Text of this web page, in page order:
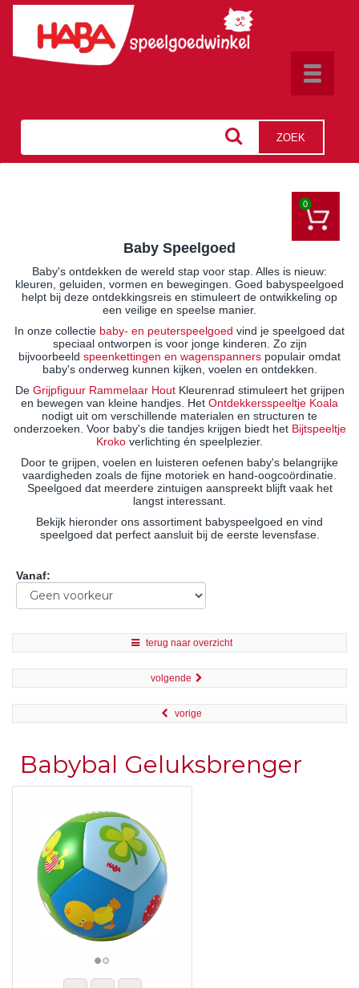
Toggle
ZOEK
0
Baby Speelgoed
Baby's ontdekken de wereld stap voor stap. Alles is nieuw:
kleuren, geluiden, vormen en bewegingen. Goed babyspeelgoed
helpt bij deze ontdekkingsreis en stimuleert de ontwikkeling op
een veilige en speelse manier.
In onze collectie baby- en peuterspeelgoed vind je speelgoed dat
speciaal ontworpen is voor jonge kinderen. Zo zijn
bijvoorbeeld speenkettingen en wagenspanners populair omdat
baby's onderweg kunnen kijken, voelen en ontdekken.
De Grijpfiguur Rammelaar HoutKleurenrad stimuleert het grijpen
en bewegen van kleine handjes. Het Ontdekkersspeeltje Koala
nodigt uit om verschillende materialen en structuren te
onderzoeken. Voor baby's die tandjes krijgen biedt het Bijtspeeltje
Kroko verlichting én speelplezier.
Door te grijpen, voelen en luisteren oefenen baby's belangrijke
vaardigheden zoals de fijne motoriek en hand-oogcoördinatie.
Speelgoed dat meerdere zintuigen aanspreekt blijft vaak het
langst interessant.
Bekijk hieronder ons assortiment babyspeelgoed en vind
speelgoed dat perfect aansluit bij de eerste levensfase.
Vanaf:
terug naar overzicht
volgende
vorige
Babybal Geluksbrenger